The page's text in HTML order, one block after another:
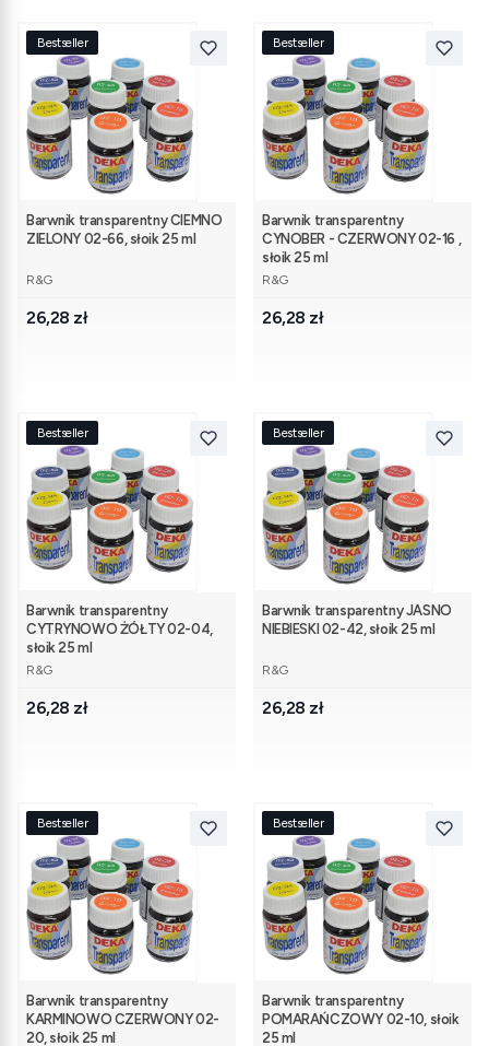
Bestseller
Barwnik transparentny CIEMNO
ZIELONY 02-66, słoik 25 ml
PRODUCENT
R&G
Cena
26,28 zł
Bestseller
Barwnik transparentny
CYNOBER - CZERWONY 02-16 ,
słoik 25 ml
PRODUCENT
R&G
Cena
26,28 zł
Bestseller
Barwnik transparentny
CYTRYNOWO ŻÓŁTY 02-04,
słoik 25 ml
PRODUCENT
R&G
Cena
26,28 zł
Bestseller
Barwnik transparentny JASNO
NIEBIESKI 02-42, słoik 25 ml
PRODUCENT
R&G
Cena
26,28 zł
Bestseller
Barwnik transparentny
KARMINOWO CZERWONY 02-
20, słoik 25 ml
Bestseller
Barwnik transparentny
POMARAŃCZOWY 02-10, słoik
25 ml